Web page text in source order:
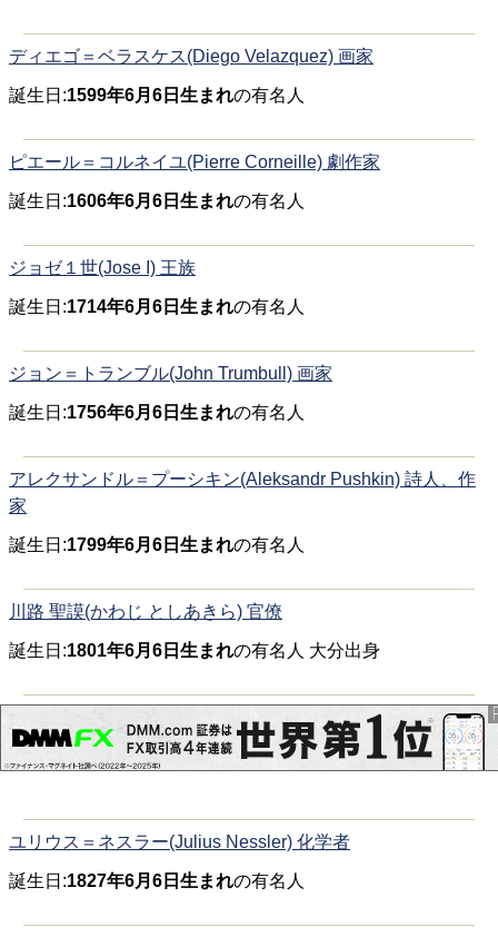
ディエゴ＝ベラスケス(Diego Velazquez) 画家
誕生日:1599年6月6日生まれの有名人
ピエール＝コルネイユ(Pierre Corneille) 劇作家
誕生日:1606年6月6日生まれの有名人
ジョゼ１世(Jose I) 王族
誕生日:1714年6月6日生まれの有名人
ジョン＝トランブル(John Trumbull) 画家
誕生日:1756年6月6日生まれの有名人
アレクサンドル＝プーシキン(Aleksandr Pushkin) 詩人、作
家
誕生日:1799年6月6日生まれの有名人
川路 聖謨(かわじ としあきら) 官僚
誕生日:1801年6月6日生まれの有名人 大分出身
ユリウス＝ネスラー(Julius Nessler) 化学者
誕生日:1827年6月6日生まれの有名人